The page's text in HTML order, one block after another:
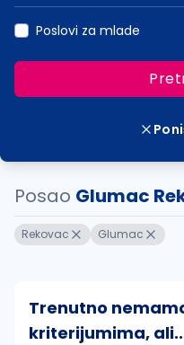
Poslovi za mlade
Posao Glumac
Rekovac Glumac
Trenutno
kriterijumima,